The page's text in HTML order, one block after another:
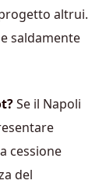
altrui.
saldamente
Se il Napoli
cessione
del